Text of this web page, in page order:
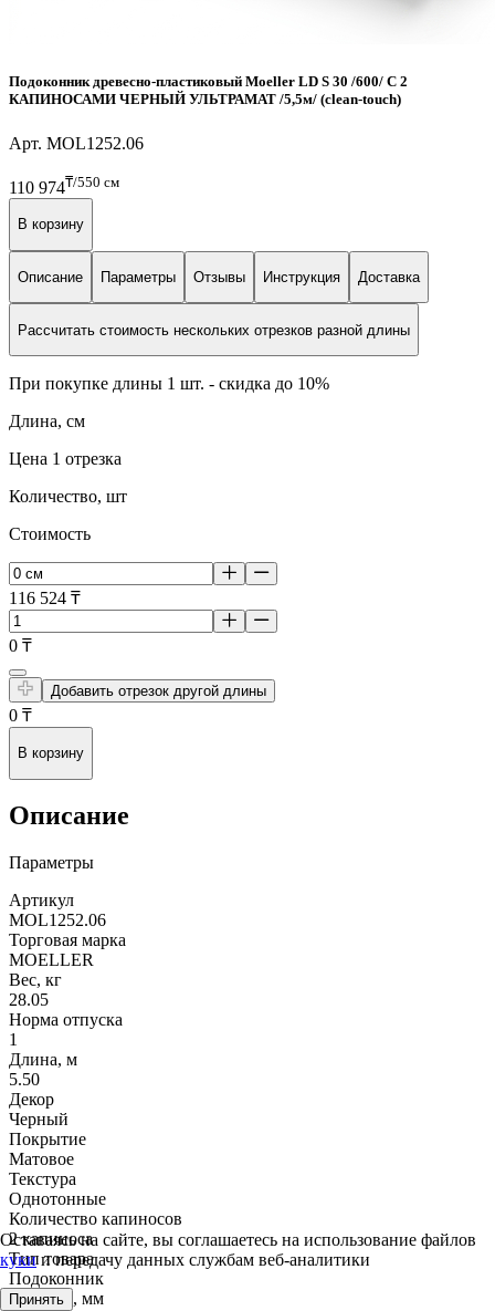
Подоконник древесно-пластиковый Moeller LD S 30 /600/ С 2
КАПИНОСАМИ ЧЕРНЫЙ УЛЬТРАМАТ /5,5м/ (clean-touch)
Арт. MOL1252.06
110 974₸/550 см
В корзину
Описание Параметры Отзывы Инструкция Доставка
Рассчитать стоимость нескольких отрезков разной длины
При покупке длины 1 шт. - скидка до 10%
Длина, см
Цена 1 отрезка
Количество, шт
Стоимость
116 524 ₸
0 ₸
Добавить отрезок другой длины
0 ₸
В корзину
Описание
Параметры
Артикул
MOL1252.06
Торговая марка
MOELLER
Вес, кг
28.05
Норма отпуска
1
Длина, м
5.50
Декор
Черный
Покрытие
Матовое
Текстура
Однотонные
Количество капиносов
2 капиноса
Тип товара
Подоконник
Ширина, мм
Оставаясь на сайте, вы соглашаетесь на использование файлов
кукии передачу данных службам веб-аналитики
Принять